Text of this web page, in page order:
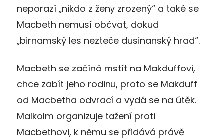
neporazí „nikdo z ženy zrozený“ a také se
Macbeth nemusí obávat, dokud
„birnamský les nezteče dusinanský hrad“.
Macbeth se začíná mstít na Makduffovi,
chce zabít jeho rodinu, proto se Makduff
od Macbetha odvrací a vydá se na útěk.
Malkolm organizuje tažení proti
Macbethovi, k němu se přidává právě